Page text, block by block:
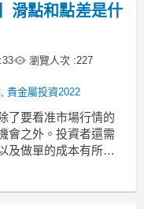
備基礎，不打無準備
滑點和點差是什
瀏覽人次 :227
, 貴金屬投資2022
了要看准市場行情的
會之外。投資者還需
及做單的成本有所瞭
投資者獲得不錯的收